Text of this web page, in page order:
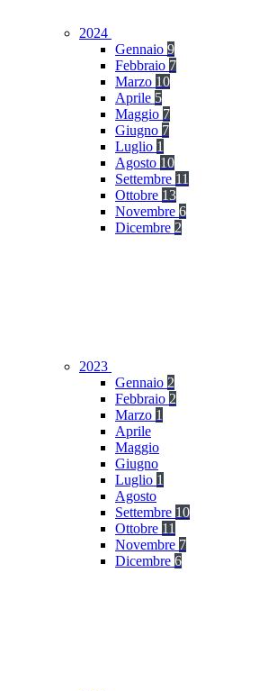
2024
Gennaio 9
Febbraio 7
Marzo 10
Aprile 5
Maggio 7
Giugno 7
Luglio 1
Agosto 10
Settembre 11
Ottobre 13
Novembre 6
Dicembre 2
2023
Gennaio 2
Febbraio 2
Marzo 1
Aprile
Maggio
Giugno
Luglio 1
Agosto
Settembre 10
Ottobre 11
Novembre 7
Dicembre 6